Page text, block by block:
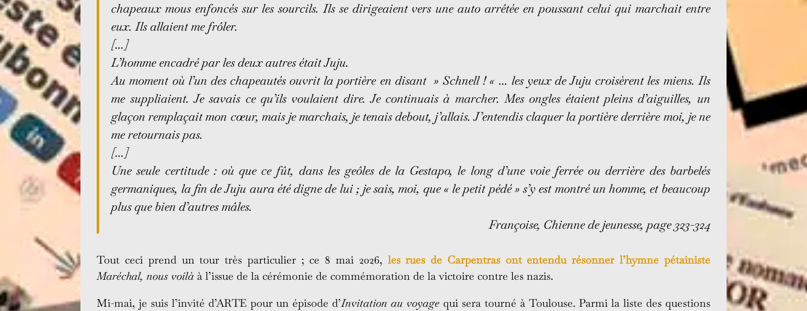
chapeaux mous enfoncés sur les sourcils. Ils se dirigeaient vers une auto arrêtée en poussant celui qui marchait entre
eux. Ils allaient me frôler.
[…]
L’homme encadré par les deux autres était Juju.
Au moment où l’un des chapeautés ouvrit la portière en disant » Schnell ! « … les yeux de Juju croisèrent les miens. Ils
me suppliaient. Je savais ce qu’ils voulaient dire. Je continuais à marcher. Mes ongles étaient pleins d’aiguilles, un
glaçon remplaçait mon cœur, mais je marchais, je tenais debout, j’allais. J’entendis claquer la portière derrière moi, je ne
me retournais pas.
[…]
Une seule certitude : où que ce fût, dans les geôles de la Gestapo, le long d’une voie ferrée ou derrière des barbelés
germaniques, la fin de Juju aura été digne de lui ; je sais, moi, que « le petit pédé » s’y est montré un homme, et beaucoup
plus que bien d’autres mâles.
Françoise, Chienne de jeunesse, page 323-324
Tout ceci prend un tour très particulier ; ce 8 mai 2026, les rues de Carpentras ont entendu résonner l’hymne pétainiste
Maréchal, nous voilà à l’issue de la cérémonie de commémoration de la victoire contre les nazis.
Mi-mai, je suis l’invité d’ARTE pour un épisode d’Invitation au voyage qui sera tourné à Toulouse. Parmi la liste des questions